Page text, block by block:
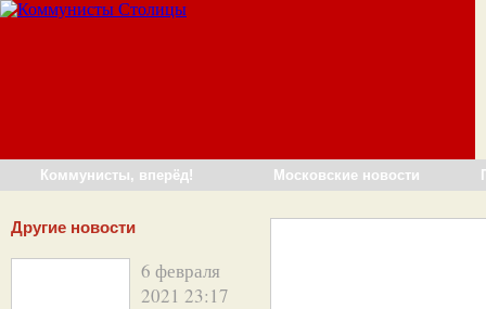
Коммунисты, вперёд! Московские новости
Другие новости
6 февраля
2021 23:17